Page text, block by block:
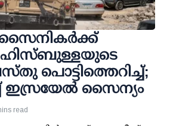
ഹിസ്ബുള്ളയുടെ
പൊട്ടിത്തെറിച്ച്;
ഇസ്രയേൽ സൈന്യം
read